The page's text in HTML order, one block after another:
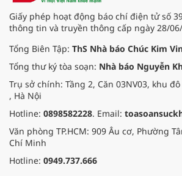
Giấy phép hoạt động báo chí điện tử số
thông tin và truyền thông cấp ngày 28/
Tổng Biên Tập: ThS Nhà báo Chúc Kim
Tổng thư ký tòa soạn: Nhà báo Nguyễn
Trụ sở chính: Tầng 2, Căn 03NV03, khu
, Hà Nội
Hotline: 0898582228. Email:
Văn phòng TP.HCM: 909 Âu cơ, Phường
Chí Minh
Hotline: 0949.737.666